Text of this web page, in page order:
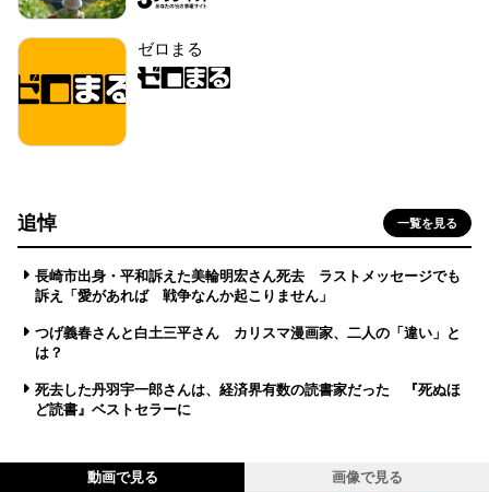
ゼロまる
追悼 一覧を見る
長崎市出身・平和訴えた美輪明宏さん死去 ラストメッセージでも
訴え「愛があれば 戦争なんか起こりません」
つげ義春さんと白土三平さん カリスマ漫画家、二人の「違い」と
は？
死去した丹羽宇一郎さんは、経済界有数の読書家だった 『死ぬほ
ど読書』ベストセラーに
動画で見る 画像で見る